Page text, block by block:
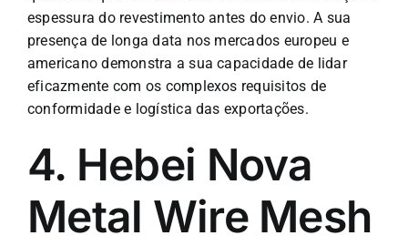
espessura do revestimento antes do envio. A sua
presença de longa data nos mercados europeu e
americano demonstra a sua capacidade de lidar
eficazmente com os complexos requisitos de
conformidade e logística das exportações.
4. Hebei Nova
Metal Wire Mesh